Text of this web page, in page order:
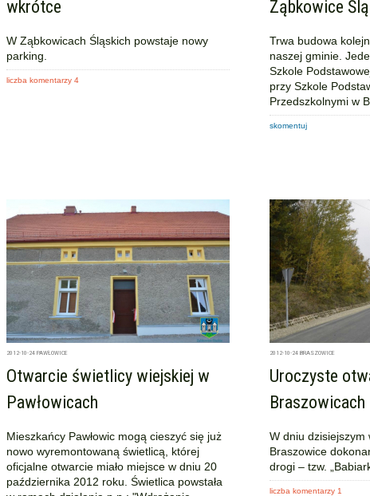
wkrótce
W Ząbkowicach Śląskich powstaje nowy
parking.
liczba komentarzy 4
Ząbkowice
Trwa budowa
naszej gminie.
Szkole
przy Szkole
Przedszkolnymi w
skomentuj
2012-10-24 PAWŁOWICE
Otwarcie świetlicy wiejskiej w
Pawłowicach
Mieszkańcy Pawłowic mogą cieszyć się już
nowo wyremontowaną świetlicą, której
oficjalne otwarcie miało miejsce w dniu 20
października 2012 roku. Świetlica powstała
2012-10-24 BRASZOWICE
Uroczyste
Braszowicach
W dniu dzisiejszym
Braszowice
drogi – tzw.
liczba komentarzy 1